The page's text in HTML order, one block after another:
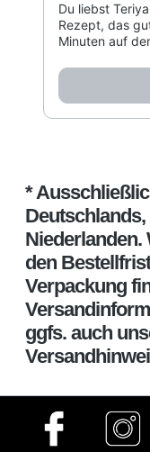
Du liebst
Rezept, das
Minuten auf dem Tisch
dich! Es ist einfach zuzubereiten, schnell und
*
Niederlanden.
den
Verpackung
ggfs. auch